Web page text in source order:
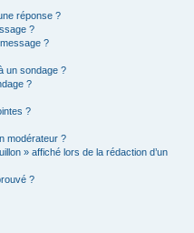
réponse ?
?
?
un sondage ?
?
?
modérateur ?
» affiché lors de la rédaction d’un
?